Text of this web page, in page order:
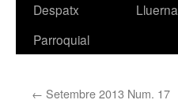
Despatx
Parroquial
Lluerna
← Setembre 2013 Num. 17